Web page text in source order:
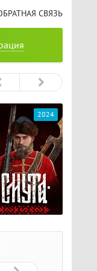
СВЯЗЬ
2024